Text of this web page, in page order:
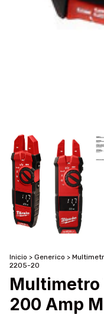
Inicio > Generico >
2205-20
Multimetro
200 Amp